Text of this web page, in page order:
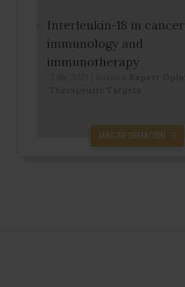
Interleukin-18 in cancer
immunology and
immunotherapy
MÁS INFORMACIÓN